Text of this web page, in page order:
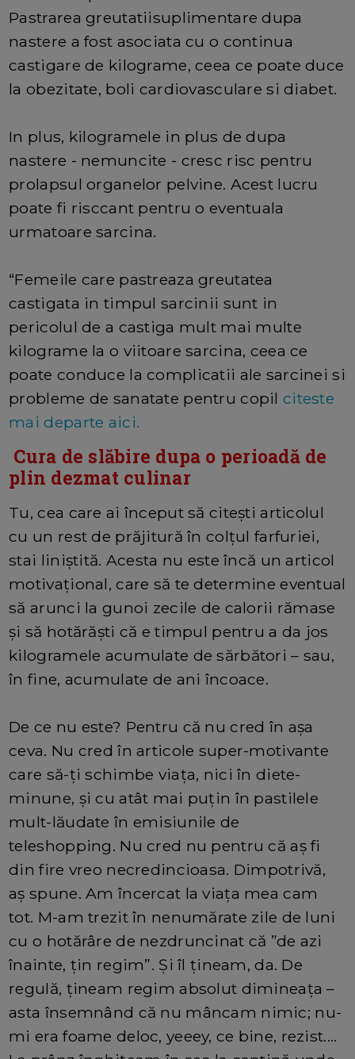
Pastrarea greutatiisuplimentare dupa
nastere a fost asociata cu o continua
castigare de kilograme, ceea ce poate duce
la obezitate, boli cardiovasculare si diabet.
In plus, kilogramele in plus de dupa
nastere - nemuncite - cresc risc pentru
prolapsul organelor pelvine. Acest lucru
poate fi risccant pentru o eventuala
urmatoare sarcina.
“Femeile care pastreaza greutatea
castigata in timpul sarcinii sunt in
pericolul de a castiga mult mai multe
kilograme la o viitoare sarcina, ceea ce
poate conduce la complicatii ale sarcinei si
probleme de sanatate pentru copil citeste
mai departe aici.
Cura de slăbire dupa o perioadă de
plin dezmat culinar
Tu, cea care ai început să citești articolul
cu un rest de prăjitură în colțul farfuriei,
stai liniștită. Acesta nu este încă un articol
motivațional, care să te determine eventual
să arunci la gunoi zecile de calorii rămase
și să hotărăști că e timpul pentru a da jos
kilogramele acumulate de sărbători – sau,
în fine, acumulate de ani încoace.
De ce nu este? Pentru că nu cred în așa
ceva. Nu cred în articole super-motivante
care să-ți schimbe viața, nici în diete-
minune, și cu atât mai puțin în pastilele
mult-lăudate în emisiunile de
teleshopping. Nu cred nu pentru că aș fi
din fire vreo necredincioasa. Dimpotrivă,
aș spune. Am încercat la viața mea cam
tot. M-am trezit în nenumărate zile de luni
cu o hotărâre de nezdruncinat că ”de azi
înainte, țin regim”. Și îl țineam, da. De
regulă, țineam regim absolut dimineața –
asta însemnând că nu mâncam nimic; nu-
mi era foame deloc, yeeey, ce bine, rezist....